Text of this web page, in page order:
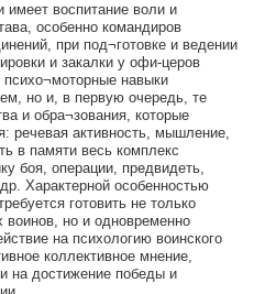
имеет воспитание воли и
особенно командиров
при под¬готовке и ведении
и закалки у офи-церов
навыки
но и, в первую очередь, те
и обра¬зования, которые
речевая активность, мышление,
в памяти весь комплекс
боя, операции, предвидеть,
Характерной особенностью
готовить не только
воинов, но и одновременно
на психологию воинского
коллективное мнение,
на достижение победы и